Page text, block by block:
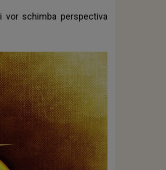
vor schimba perspectiva